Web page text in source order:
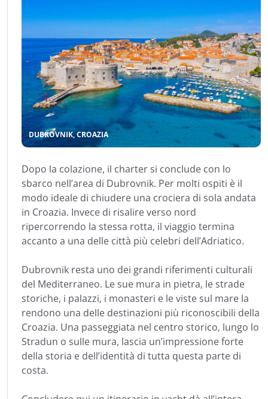
DUBROVNIK, CROAZIA
Dopo la colazione, il charter si conclude con lo
sbarco nell’area di Dubrovnik. Per molti ospiti è il
modo ideale di chiudere una crociera di sola andata
in Croazia. Invece di risalire verso nord
ripercorrendo la stessa rotta, il viaggio termina
accanto a una delle città più celebri dell’Adriatico.
Dubrovnik resta uno dei grandi riferimenti culturali
del Mediterraneo. Le sue mura in pietra, le strade
storiche, i palazzi, i monasteri e le viste sul mare la
rendono una delle destinazioni più riconoscibili della
Croazia. Una passeggiata nel centro storico, lungo lo
Stradun o sulle mura, lascia un’impressione forte
della storia e dell’identità di tutta questa parte di
costa.